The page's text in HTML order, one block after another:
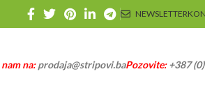
NEWSLETTER
na:prodaja@stripovi.baPozovite:+387